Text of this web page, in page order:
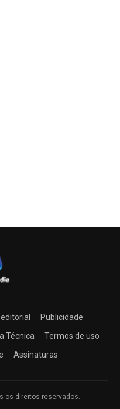
Publicidade
Técnica
Termos de uso
Assinaturas
os direitos reservados.